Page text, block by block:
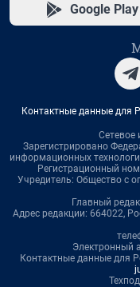
Google Play
Контактные данные для
Сетевое
Зарегистрировано
информационных
Регистрационный
Учредитель: Общество с
Главный
Адрес редакции: 664022,
Электронный
Контактные данные для